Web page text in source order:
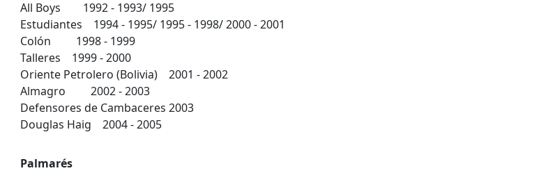
All Boys 1992 - 1993/ 1995
Estudiantes 1994 - 1995/ 1995 - 1998/ 2000 - 2001
Colón 1998 - 1999
Talleres 1999 - 2000
Oriente Petrolero (Bolivia) 2001 - 2002
Almagro 2002 - 2003
Defensores de Cambaceres 2003
Douglas Haig 2004 - 2005
Palmarés